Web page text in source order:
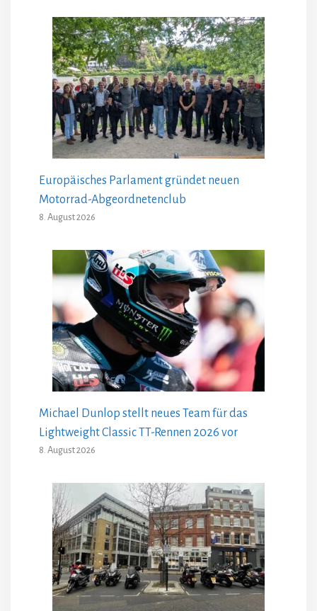
Europäisches Parlament gründet neuen
Motorrad-Abgeordnetenclub
8. August 2026
Michael Dunlop stellt neues Team für das
Lightweight Classic TT-Rennen 2026 vor
8. August 2026